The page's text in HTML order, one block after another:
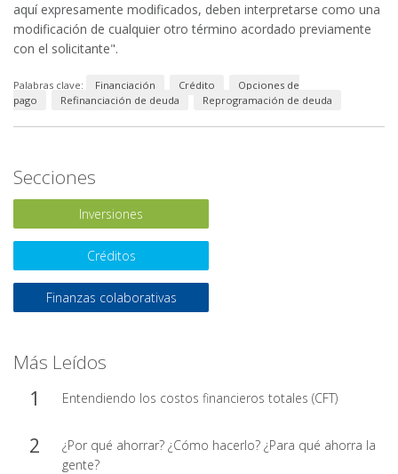
aquí expresamente modificados, deben interpretarse como una
modificación de cualquier otro término acordado previamente
con el solicitante".
Palabras clave: Financiación Crédito
Opciones de
pago
Refinanciación de deuda Reprogramación de deuda
Secciones
Inversiones
Créditos
Finanzas colaborativas
Más Leídos
Entendiendo los costos financieros totales (CFT)
¿Por qué ahorrar? ¿Cómo hacerlo? ¿Para qué ahorra la
gente?